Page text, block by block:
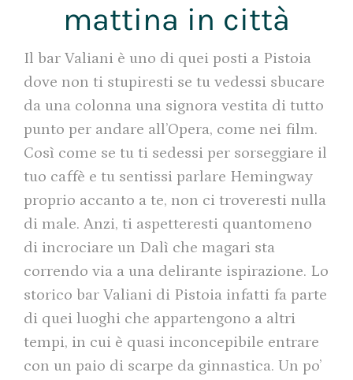
mattina in città
Il bar Valiani è uno di quei posti a Pistoia
dove non ti stupiresti se tu vedessi sbucare
da una colonna una signora vestita di tutto
punto per andare all’Opera, come nei film.
Così come se tu ti sedessi per sorseggiare il
tuo caffè e tu sentissi parlare Hemingway
proprio accanto a te, non ci troveresti nulla
di male. Anzi, ti aspetteresti quantomeno
di incrociare un Dalì che magari sta
correndo via a una delirante ispirazione. Lo
storico bar Valiani di Pistoia infatti fa parte
di quei luoghi che appartengono a altri
tempi, in cui è quasi inconcepibile entrare
con un paio di scarpe da ginnastica. Un po’